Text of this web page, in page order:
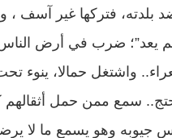
بلدته، فتركها غير آسف
يعد”؛ ضرب في أرض
واشتغل حمالا،
سمع ممن حمل أثقالهم
جيوبه وهو يسمع ما لا